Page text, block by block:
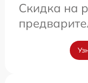
Скидка на